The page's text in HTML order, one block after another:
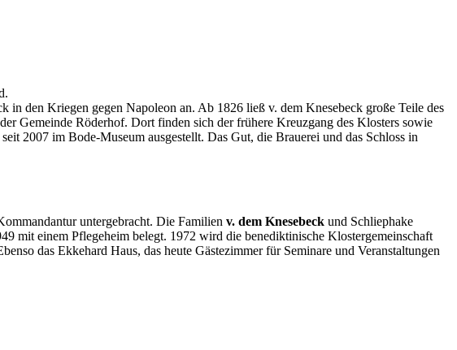
den Kriegen gegen Napoleon an. Ab 1826 ließ v. dem Knesebeck große Teile des
Gemeinde Röderhof. Dort finden sich der frühere Kreuzgang des Klosters sowie
2007 im Bode-Museum ausgestellt. Das Gut, die Brauerei und das Schloss in
untergebracht. Die Familien v. dem Knesebeck und Schliephake
mit einem Pflegeheim belegt. 1972 wird die benediktinische Klostergemeinschaft
das Ekkehard Haus, das heute Gästezimmer für Seminare und Veranstaltungen